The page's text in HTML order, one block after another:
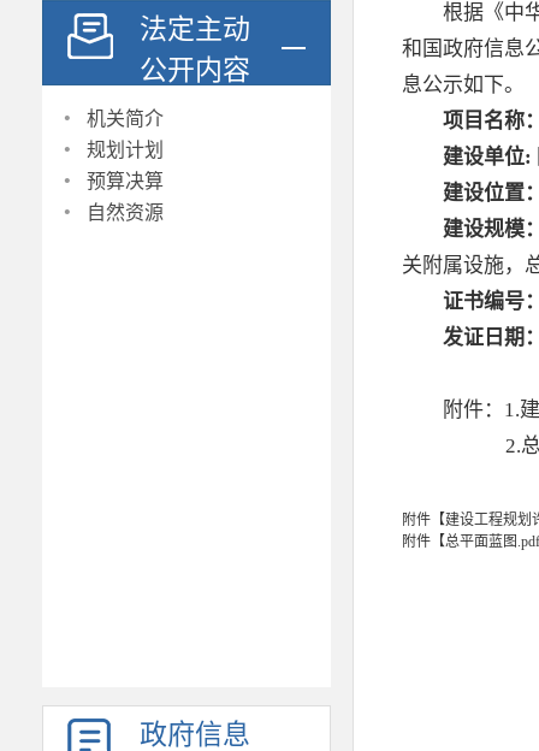
法定主动
公开内容
· 机关简介
· 规划计划
· 预算决算
· 自然资源
政府信息
根据《中
和国政府信息
息公示如下。
项目名称
建设单位:
建设位置
建设规模
关附属设施，
证书编号
发证日期
附件： 1.
2.
附件【建设工程规划
附件【总平面蓝图.pdf